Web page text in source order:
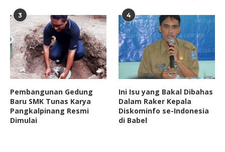
3
Pembangunan Gedung
Baru SMK Tunas Karya
Pangkalpinang Resmi
Dimulai
4
Ini Isu yang Bakal Dibahas
Dalam Raker Kepala
Diskominfo se-Indonesia
di Babel